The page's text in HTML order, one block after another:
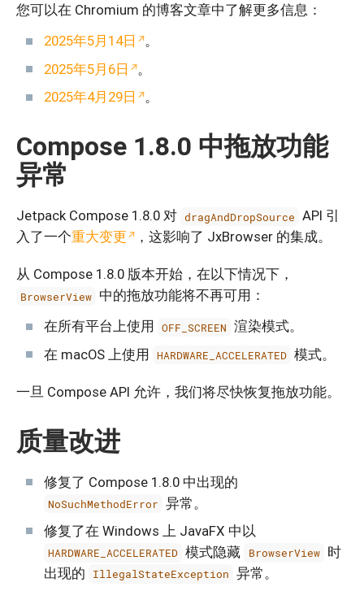
您可以在 Chromium 的博客文章中了解更多信息：
2025年5月14日
。
2025年5月6日
。
2025年4月29日
。
Compose 1.8.0 中拖放功能
异常
Jetpack Compose 1.8.0 对 dragAndDropSource API 引
入了一个重大变更 ，这影响了 JxBrowser 的集成。
从 Compose 1.8.0 版本开始，在以下情况下，
BrowserView 中的拖放功能将不再可用：
在所有平台上使用
OFF_SCREEN 渲染模式。
在 macOS 上使用 HARDWARE_ACCELERATED 模式。
一旦 Compose API 允许，我们将尽快恢复拖放功能。
质量改进
修复了 Compose 1.8.0 中出现的
NoSuchMethodError 异常。
修复了在 Windows 上 JavaFX 中以
HARDWARE_ACCELERATED 模式隐藏 BrowserView 时
出现的
IllegalStateException 异常。